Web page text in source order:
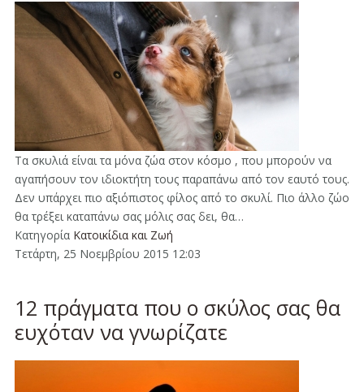
Τα σκυλιά είναι τα μόνα ζώα στον κόσμο , που μπορούν να
αγαπήσουν τον ιδιοκτήτη τους παραπάνω από τον εαυτό τους.
Δεν υπάρχει πιο αξιόπιστος φίλος από το σκυλί. Πιο άλλο ζώο
θα τρέξει καταπάνω σας μόλις σας δει, θα…
Κατηγορία Κατοικίδια και Ζωή
Τετάρτη, 25 Νοεμβρίου 2015 12:03
12 πράγματα που ο σκύλος σας θα
ευχόταν να γνωρίζατε